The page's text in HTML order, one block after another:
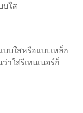
บใส
บใสหรือแบบเหล็ก
าใส่รีเทนเนอร์ก็